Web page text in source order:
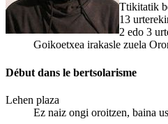
Ttikitatik
13
2 edo 3
Goikoetxea irakasle zuela
Début dans le bertsolarisme
Lehen plaza
Ez naiz ongi oroitzen, baina